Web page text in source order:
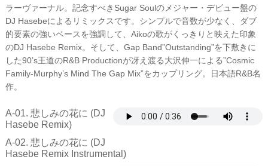
数
量
ラーヴァーナル。記念すべきSugar Soulのメジャー・デビュー盤の
DJ Hasebeによるリミックスです。シンプルで音数が少なく、ダブ
的要素の強いベースを強調して、Aikoの歌がくっきりと映えた印象
のDJ Hasebe Remix。そして、Gap Band”Outstanding”を下敷きに
した90’s王道のR&B Productionが冴え渡る大沢伸一による”Cosmic
Family-Murphy’s Mind The Gap Mix”をカップリング。日本語R&B名
作。
A-01. 悲しみの花に (DJ
Hasebe Remix)
A-02. 悲しみの花に (DJ
Hasebe Remix Instrumental)